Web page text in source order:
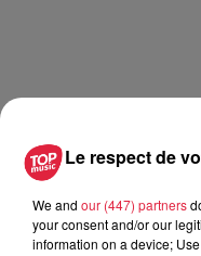
A lire aussi
16h00
Le respect de
We and our (447) partners
your consent and/or our
information on a device;